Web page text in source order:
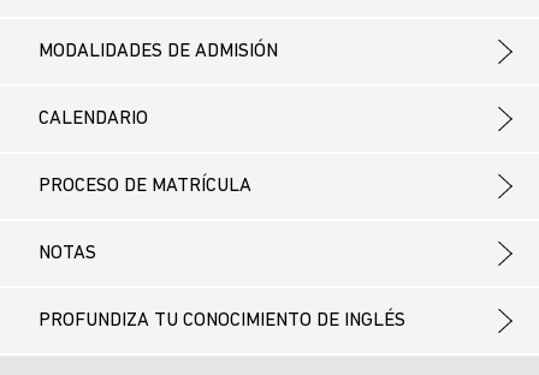
MODALIDADES DE ADMISIÓN
CALENDARIO
PROCESO DE MATRÍCULA
NOTAS
PROFUNDIZA TU CONOCIMIENTO DE INGLÉS